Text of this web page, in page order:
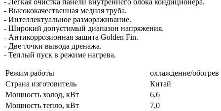
- Высококачественная медная труба.
- Интеллектуальное размораживание.
- Широкий допустимый диапазон напряжения.
- Антикоррозионная защита Golden Fin.
- Две точки вывода дренажа.
- Теплый пуск в режиме нагрева.
Режим работы
охлаждение/обогрев
Страна изготовитель
Китай
Мощность холод, кВт
6,6
Мощность тепло, кВт
7,0